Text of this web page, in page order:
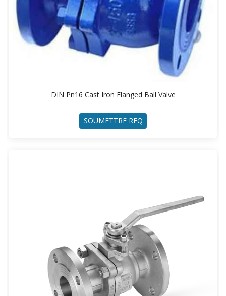
DIN Pn16 Cast Iron Flanged Ball Valve
SOUMETTRE RFQ